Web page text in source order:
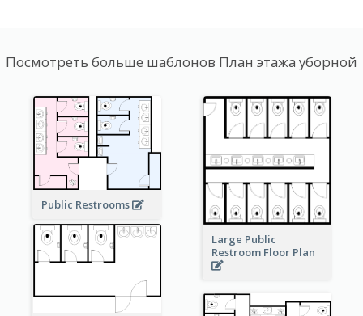
Посмотреть больше шаблонов План этажа уборной
Public Restrooms
Large Public
Restroom Floor Plan